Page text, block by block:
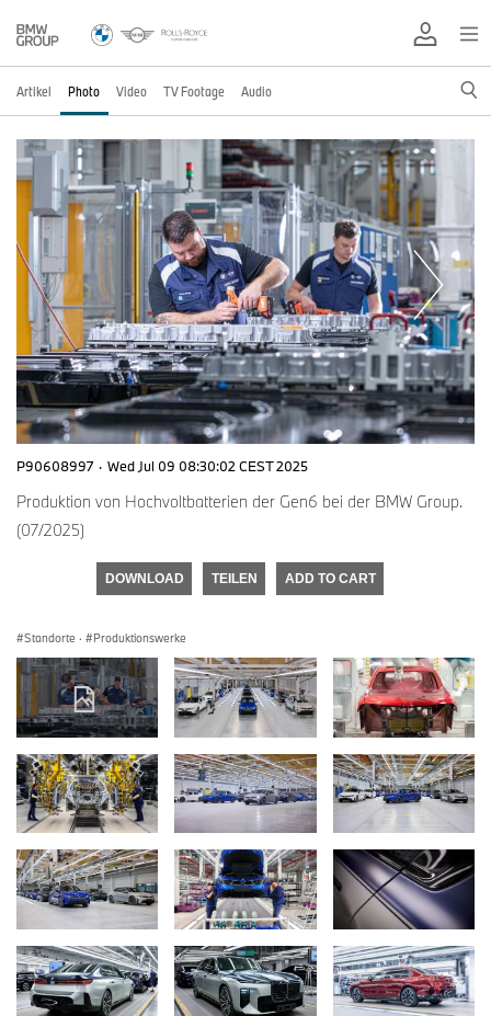
Artikel Photo Video TV Footage Audio
P90608997 · Wed Jul 09 08:30:02 CEST 2025
Produktion von Hochvoltbatterien der Gen6 bei der BMW Group.
(07/2025)
DOWNLOAD TEILEN ADD TO CART
Standorte · Produktionswerke